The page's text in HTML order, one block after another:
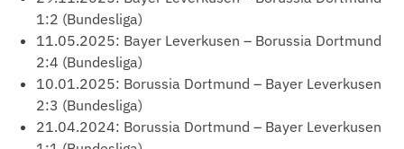
1:2 (Bundesliga)
11.05.2025: Bayer Leverkusen – Borussia Dortmund
2:4 (Bundesliga)
10.01.2025: Borussia Dortmund – Bayer Leverkusen
2:3 (Bundesliga)
21.04.2024: Borussia Dortmund – Bayer Leverkusen